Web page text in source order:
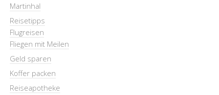
Martinhal
Reisetipps
Flugreisen
Fliegen mit Meilen
Geld sparen
Koffer packen
Reiseapotheke